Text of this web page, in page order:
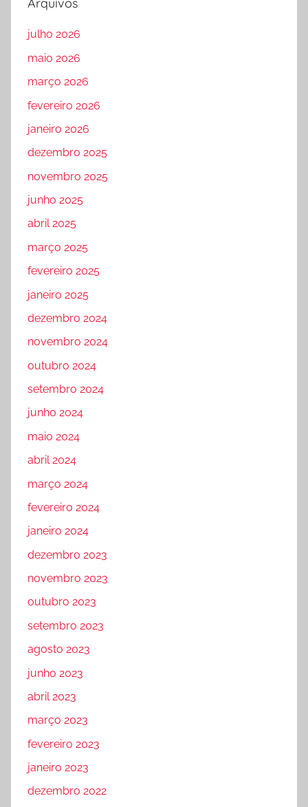
Arquivos
julho 2026
maio 2026
março 2026
fevereiro 2026
janeiro 2026
dezembro 2025
novembro 2025
junho 2025
abril 2025
março 2025
fevereiro 2025
janeiro 2025
dezembro 2024
novembro 2024
outubro 2024
setembro 2024
junho 2024
maio 2024
abril 2024
março 2024
fevereiro 2024
janeiro 2024
dezembro 2023
novembro 2023
outubro 2023
setembro 2023
agosto 2023
junho 2023
abril 2023
março 2023
fevereiro 2023
janeiro 2023
dezembro 2022